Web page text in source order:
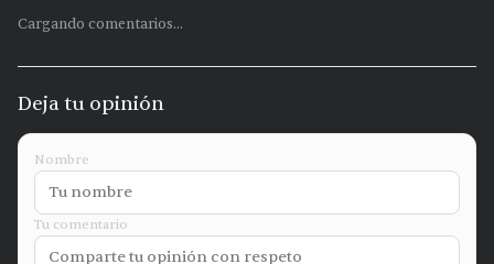
Cargando comentarios...
Deja tu opinión
Nombre
Tu comentario